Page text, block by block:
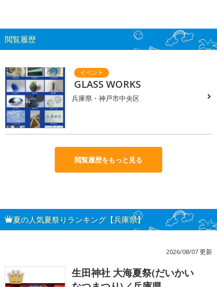
閲覧履歴
GLASS WORKS
兵庫県・神戸市中央区
閲覧履歴をもっと見る
夏の人気夏祭りランキング【兵庫県】
2026/08/07 更新
1
生田神社 大海夏祭(だいかい